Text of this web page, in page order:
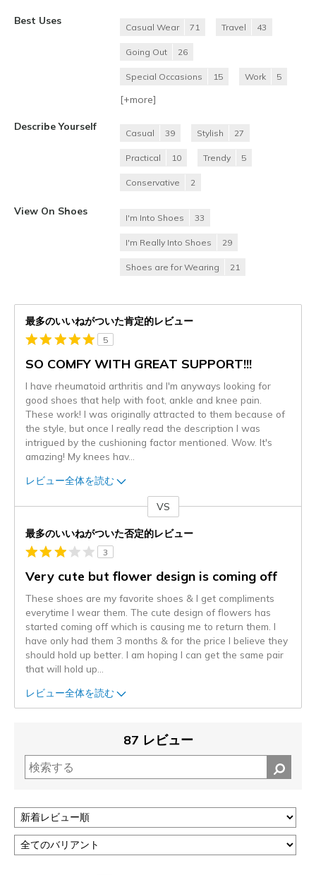
Best Uses
Casual Wear 71 Travel 43
Going Out 26
Special Occasions 15 Work 5
[+more]
Describe Yourself
Casual 39 Stylish 27
Practical 10 Trendy 5
Conservative 2
View On Shoes
I'm Into Shoes 33
I'm Really Into Shoes 29
Shoes are for Wearing 21
最多のいいねがついた肯定的レビュー
5
SO COMFY WITH GREAT SUPPORT!!!
I have rheumatoid arthritis and I'm anyways looking for
good shoes that help with foot, ankle and knee pain.
These work! I was originally attracted to them because of
the style, but once I really read the description I was
intrigued by the cushioning factor mentioned. Wow. It's
amazing! My knees hav...
レビュー全体を読む
VS
最多のいいねがついた否定的レビュー
3
Very cute but flower design is coming off
These shoes are my favorite shoes & I get compliments
everytime I wear them. The cute design of flowers has
started coming off which is causing me to return them. I
have only had them 3 months & for the price I believe they
should hold up better. I am hoping I can get the same pair
that will hold up
レビュー全体を読む
87 レビュー